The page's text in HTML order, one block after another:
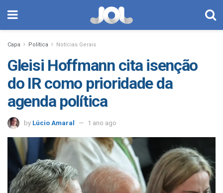
Capa Política Notícias Gerais
Gleisi Hoffmann cita isenção
do IR como prioridade da
agenda política
by Lúcio Amaral 1 ano ago